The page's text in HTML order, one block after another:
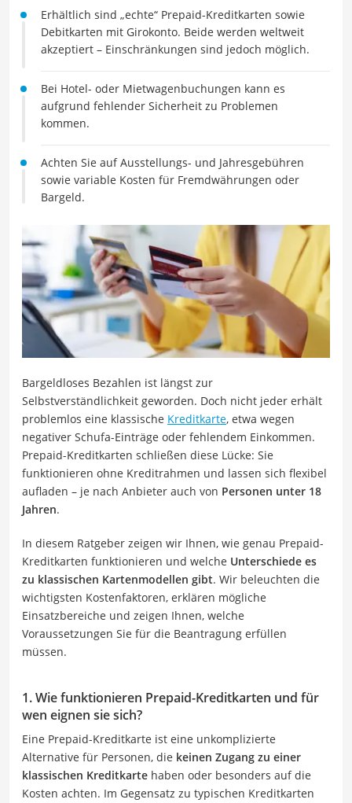
Erhältlich sind „echte“ Prepaid-Kreditkarten sowie
Debitkarten mit Girokonto. Beide werden weltweit
akzeptiert – Einschränkungen sind jedoch möglich.
Bei Hotel- oder Mietwagenbuchungen kann es
aufgrund fehlender Sicherheit zu Problemen
kommen.
Achten Sie auf Ausstellungs- und Jahresgebühren
sowie variable Kosten für Fremdwährungen oder
Bargeld.
Bargeldloses Bezahlen ist längst zur
Selbstverständlichkeit geworden. Doch nicht jeder erhält
problemlos eine klassische Kreditkarte, etwa wegen
negativer Schufa-Einträge oder fehlendem Einkommen.
Prepaid-Kreditkarten schließen diese Lücke: Sie
funktionieren ohne Kreditrahmen und lassen sich flexibel
aufladen – je nach Anbieter auch von Personen unter 18
Jahren.
In diesem Ratgeber zeigen wir Ihnen, wie genau Prepaid-
Kreditkarten funktionieren und welche Unterschiede es
zu klassischen Kartenmodellen gibt. Wir beleuchten die
wichtigsten Kostenfaktoren, erklären mögliche
Einsatzbereiche und zeigen Ihnen, welche
Voraussetzungen Sie für die Beantragung erfüllen
müssen.
1. Wie funktionieren Prepaid-Kreditkarten und für
wen eignen sie sich?
Eine Prepaid-Kreditkarte ist eine unkomplizierte
Alternative für Personen, die keinen Zugang zu einer
klassischen Kreditkarte haben oder besonders auf die
Kosten achten. Im Gegensatz zu typischen Kreditkarten